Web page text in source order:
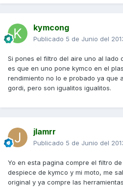
kymcong
Publicado 5 de Junio del
Si pones el filtro del aire uno al lado
es que en uno pone kymco en el
rendimiento no lo e probado ya que
gordi, pero son igualitos igualitos.
jlamrr
Publicado 5 de Junio del
Yo en esta pagina compre el filtro
despiece de kymco y mi moto, me
original y ya compre las